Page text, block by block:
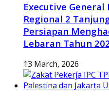
Executive
Regional 2
Persiapan
Lebaran Tahun
13 March, 2026